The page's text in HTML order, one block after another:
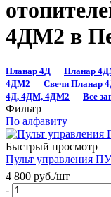
4ДМ2 в
Планар 4Д Планар
4ДМ2
Свечи Планар
4Д, 4ДМ, 4ДМ2
Все
Фильтр
По алфавиту
Быстрый просмотр
Пульт управления
4 800 руб./шт
-